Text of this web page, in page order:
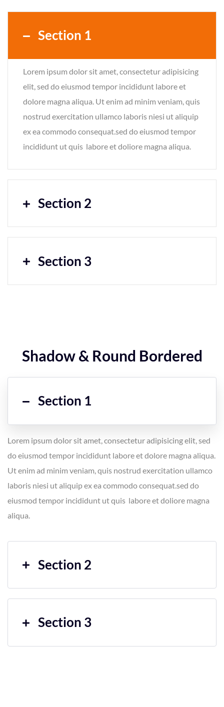
Section 1
Lorem ipsum dolor sit amet, consectetur adipisicing
elit, sed do eiusmod tempor incididunt labore et
dolore magna aliqua. Ut enim ad minim veniam, quis
nostrud exercitation ullamco laboris niesi ut aliquip
ex ea commodo consequat.sed do eiusmod tempor
incididunt ut quis labore et doliore magna aliqua.
Section 2
Section 3
Shadow & Round Bordered
Section 1
Lorem ipsum dolor sit amet, consectetur adipisicing elit, sed
do eiusmod tempor incididunt labore et dolore magna aliqua.
Ut enim ad minim veniam, quis nostrud exercitation ullamco
laboris niesi ut aliquip ex ea commodo consequat.sed do
eiusmod tempor incididunt ut quis labore et doliore magna
aliqua.
Section 2
Section 3